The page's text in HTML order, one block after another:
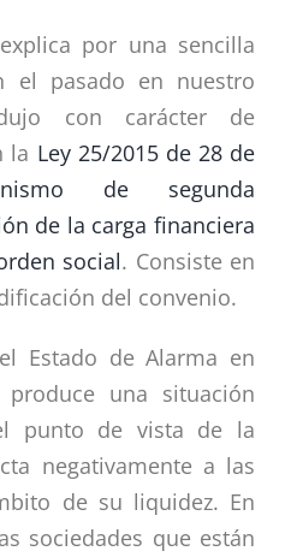
por una sencilla
el pasado en nuestro
con carácter de
la Ley 25/2015 de 28 de
de segunda
de la carga financiera
social. Consiste en
del convenio.
Estado de Alarma en
una situación
punto de vista de la
negativamente a las
de su liquidez. En
sociedades que están